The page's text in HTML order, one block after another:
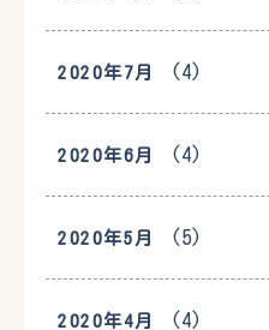
2020年7月 (4)
2020年6月 (4)
2020年5月 (5)
2020年4月 (4)